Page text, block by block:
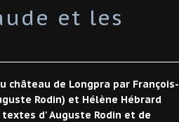
et les
de Longpra par François-
Rodin) et Hélène Hébrard
textes d' Auguste Rodin et de